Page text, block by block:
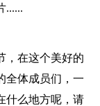
......
在这个美好的
全体成员们，一
什么地方呢，请